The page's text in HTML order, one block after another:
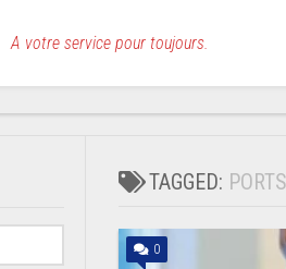
A votre service pour toujours.
TAGGED:
0